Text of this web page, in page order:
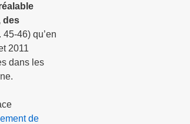
des
46) qu’en
2011
dans les
de